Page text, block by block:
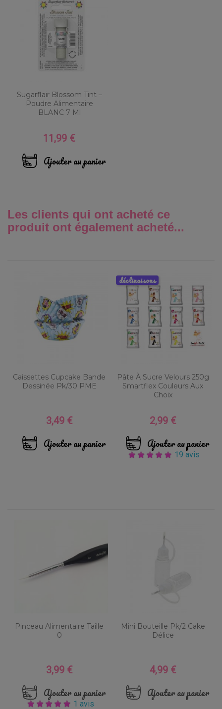
Sugarflair Blossom Tint –
Poudre Alimentaire
BLANC 7 Ml
Prix
11,99 €
Ajouter au panier
Les clients qui ont acheté ce
produit ont également acheté...
Caissettes Cupcake Bande
Dessinée Pk/30 PME
Prix
3,49 €
Ajouter au panier
Pâte À Sucre Velours 250g
Smartflex Couleurs Aux
Choix
Prix
2,99 €
Ajouter au panier
19 avis
déclinaisons
Pinceau Alimentaire Taille
0
Prix
3,99 €
Ajouter au panier
1 avis
Mini Bouteille Pk/2 Cake
Délice
Prix
4,99 €
Ajouter au panier